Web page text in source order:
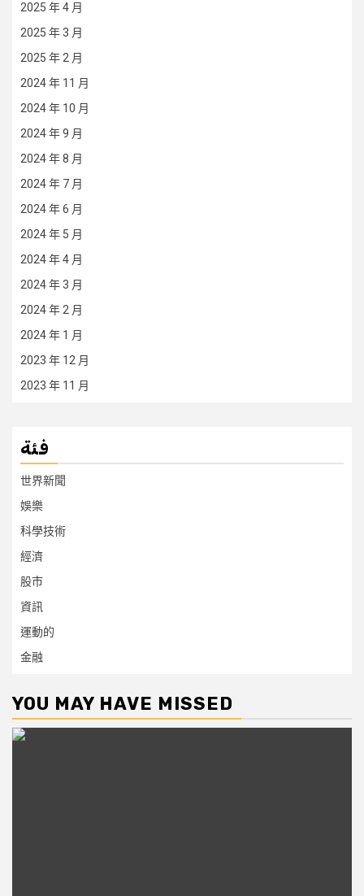
2025 年 4 月
2025 年 3 月
2025 年 2 月
2024 年 11 月
2024 年 10 月
2024 年 9 月
2024 年 8 月
2024 年 7 月
2024 年 6 月
2024 年 5 月
2024 年 4 月
2024 年 3 月
2024 年 2 月
2024 年 1 月
2023 年 12 月
2023 年 11 月
فئة
世界新聞
娛樂
科學技術
經濟
股市
資訊
運動的
金融
YOU MAY HAVE MISSED